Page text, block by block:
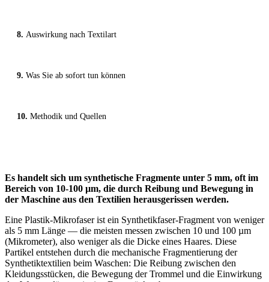
Auswirkung nach Textilart
Was Sie ab sofort tun können
Methodik und Quellen
Es handelt sich um synthetische Fragmente unter 5 mm, oft im
Bereich von 10-100 µm, die durch Reibung und Bewegung in
der Maschine aus den Textilien herausgerissen werden.
Eine Plastik-Mikrofaser ist ein Synthetikfaser-Fragment von weniger
als 5 mm Länge — die meisten messen zwischen 10 und 100 µm
(Mikrometer), also weniger als die Dicke eines Haares. Diese
Partikel entstehen durch die mechanische Fragmentierung der
Synthetiktextilien beim Waschen: Die Reibung zwischen den
Kleidungsstücken, die Bewegung der Trommel und die Einwirkung